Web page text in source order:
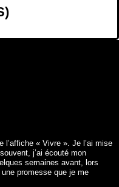
l’affiche « Vivre ». Je l’ai mise
j’ai écouté mon
semaines avant, lors
promesse que je me